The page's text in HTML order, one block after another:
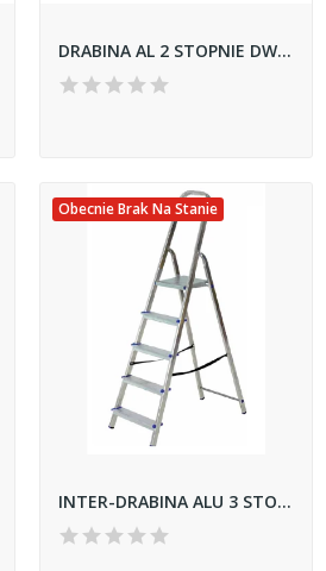
DRABINA AL 2 STOPNIE DWUSTRONNA
Obecnie Brak Na Stanie
INTER-DRABINA ALU 3 STOPNIE 120KG 1403